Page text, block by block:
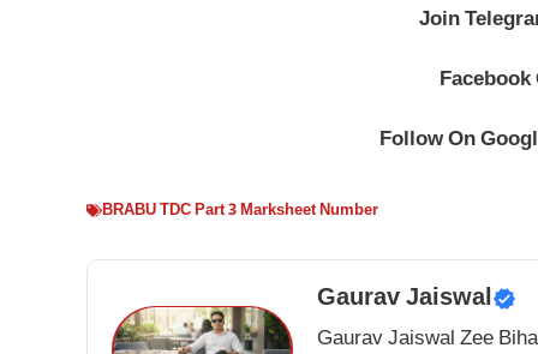
Join
Follow On
BRABU TDC Part 3 Marksheet Number
Gaurav Jaiswal
Gaurav Jaiswal Zee Bihar